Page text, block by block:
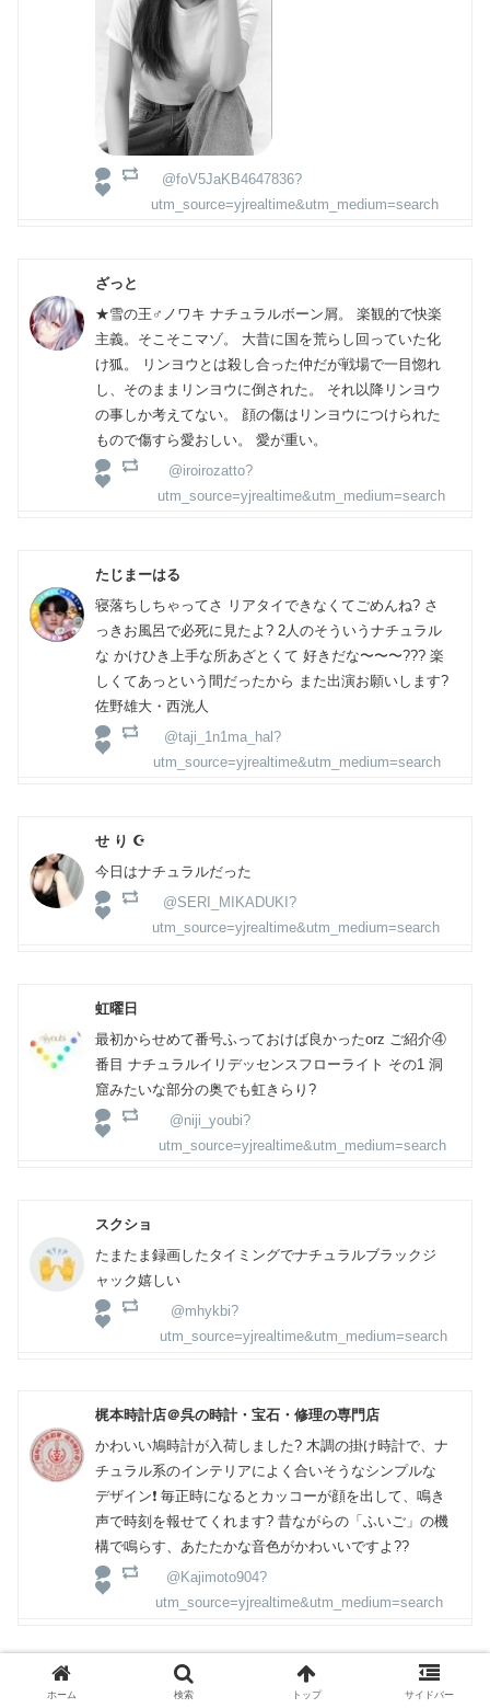
@foV5JaKB4647836?
utm_source=yjrealtime&utm_medium=search
ざっと
★雪の王♂ノワキ ナチュラルボーン屑。 楽観的で快楽
主義。そこそこマゾ。 大昔に国を荒らし回っていた化
け狐。 リンヨウとは殺し合った仲だが戦場で一目惚れ
し、そのままリンヨウに倒された。 それ以降リンヨウ
の事しか考えてない。 顔の傷はリンヨウにつけられた
もので傷すら愛おしい。 愛が重い。
@iroirozatto?
utm_source=yjrealtime&utm_medium=search
たじまーはる
寝落ちしちゃってさ リアタイできなくてごめんね? さ
っきお風呂で必死に見たよ? 2人のそういうナチュラル
な かけひき上手な所あざとくて 好きだな〜〜〜??? 楽
しくてあっという間だったから また出演お願いします?
佐野雄大・西洸人
@taji_1n1ma_hal?
utm_source=yjrealtime&utm_medium=search
せ り ☪️
今日はナチュラルだった
@SERI_MIKADUKI?
utm_source=yjrealtime&utm_medium=search
虹曜日
最初からせめて番号ふっておけば良かったorz ご紹介④
番目 ナチュラルイリデッセンスフローライト その1 洞
窟みたいな部分の奥でも虹きらり?
@niji_youbi?
utm_source=yjrealtime&utm_medium=search
スクショ
たまたま録画したタイミングでナチュラルブラックジ
ャック嬉しい
@mhykbi?
utm_source=yjrealtime&utm_medium=search
梶本時計店＠呉の時計・宝石・修理の専門店
かわいい鳩時計が入荷しました?️ 木調の掛け時計で、ナ
チュラル系のインテリアによく合いそうなシンプルな
デザイン❗️ 毎正時になるとカッコーが顔を出して、鳴き
声で時刻を報せてくれます?️ 昔ながらの「ふいご」の機
構で鳴らす、あたたかな音色がかわいいですよ??
@Kajimoto904?
utm_source=yjrealtime&utm_medium=search
ホーム 検索 トップ サイドバー